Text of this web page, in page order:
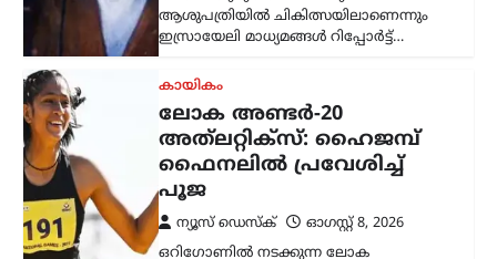
ലേറ്റസ്റ്റ് ന്യൂസ്
കേരള-അമേരിക്ക
സഹകരണ
സാധ്യതകൾക്ക് പുതിയ
വഴികൾ; സെർജിയോ
ഗോറുമായി
മുഖ്യമന്ത്രിയുടെ
കൂടിക്കാഴ്ച
ന്യൂസ് ഡെസ്ക്
ഓഗസ്റ്റ്‌ 8, 2026
ഇന്ത്യയിലെ അമേരിക്കൻ അംബാസിഡർ